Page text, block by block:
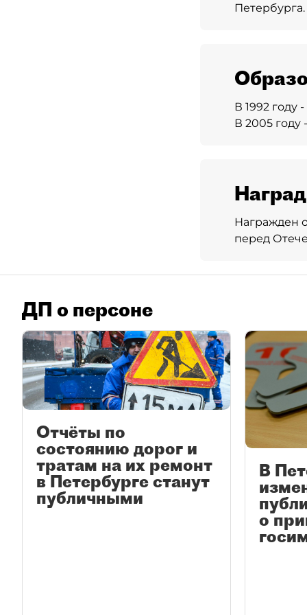
В 1992 году
В 2005
Награжден
перед
ДП о персоне
Отчёты по
состоянию дорог и
тратам на их ремонт
в Петербурге станут
публичными
В
о